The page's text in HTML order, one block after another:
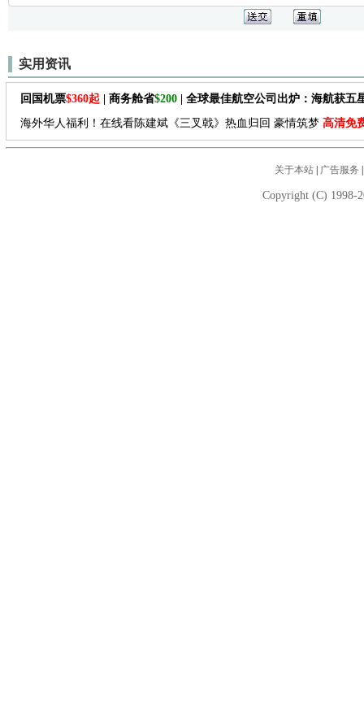
实用资讯
回国机票$360起 | 商务舱省$200 | 全球最佳航空公司出炉：海航获五
海外华人福利！在线看陈建斌《三叉戟》热血归回 豪情筑梦 高清免
关于本站| 广告服务
Copyright (C) 1998-